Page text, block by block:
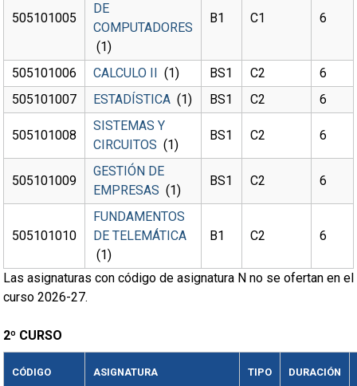
505101005
DE
COMPUTADORES
(1)
B1 C1 6
505101006 CALCULO II (1) BS1 C2
6
505101007
ESTADÍSTICA (1) BS1 C2 6
505101008
SISTEMAS Y
CIRCUITOS (1)
BS1 C2 6
505101009
GESTIÓN DE
EMPRESAS (1)
BS1 C2 6
505101010
FUNDAMENTOS
DE TELEMÁTICA
(1)
B1 C2 6
Las asignaturas con código de asignatura N no se ofertan en el
curso 2026-27.
2º CURSO
CÓDIGO ASIGNATURA TIPO DURACIÓN